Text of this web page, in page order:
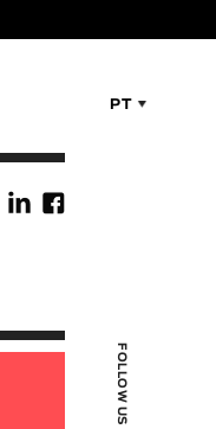
PT
FOLLOW US
f F